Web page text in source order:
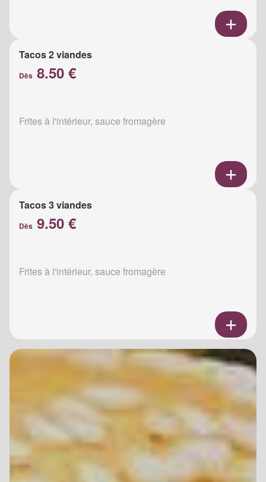
Tacos 2 viandes
Dès 8.50 €
Frites à l'intérieur, sauce fromagère
Tacos 3 viandes
Dès 9.50 €
Frites à l'intérieur, sauce fromagère